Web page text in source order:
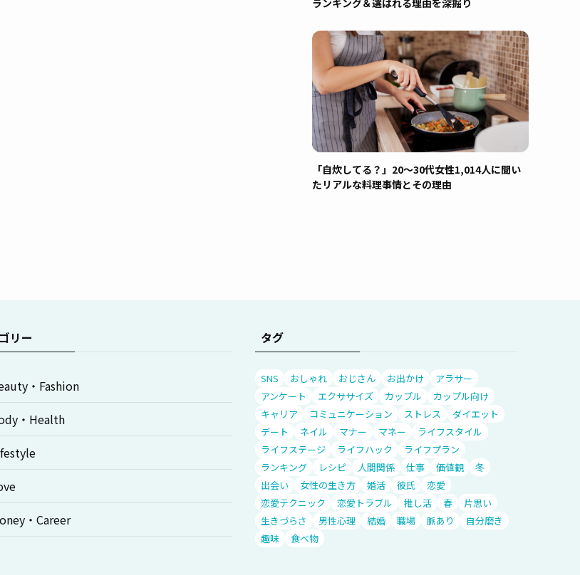
ランキング＆選ばれる理由を深掘り
「自炊してる？」20〜30代女性1,014人に聞い
たリアルな料理事情とその理由
リー
・Fashion
・Health
・Career
タグ
SNS おしゃれ おじさん お出かけ
アラサー
アンケート
エクササイズ カップル
カップル向け
キャリア
コミュニケーション ストレス
ダイエット
デート
ネイル マナー マネー
ライフスタイル
ライフステージ
ライフハック
ライフプラン
ランキング
レシピ 人間関係 仕事 価値観
冬
出会い
女性の生き方 婚活 彼氏
恋愛
恋愛テクニック
恋愛トラブル 推し活 春
片思い
生きづらさ
男性心理 結婚 職場 脈あり
自分磨き
趣味
食べ物